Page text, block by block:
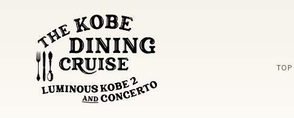
TOP